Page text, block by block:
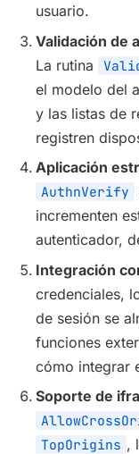
usuario.
Validación de
La rutina
el modelo del
y las listas de
registren
Aplicación
AuthnVerify
incrementen
autenticador,
Integración
credenciales,
de sesión se
funciones
cómo integrar
Soporte de
TopOrigins ,